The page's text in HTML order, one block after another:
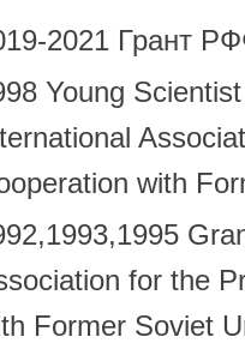
2021 Грант
Young
with
for the
Former Soviet